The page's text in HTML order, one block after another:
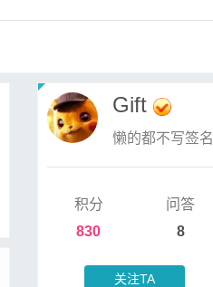
Gift
懒的都不写签名
积分
830
问答
8
关注TA